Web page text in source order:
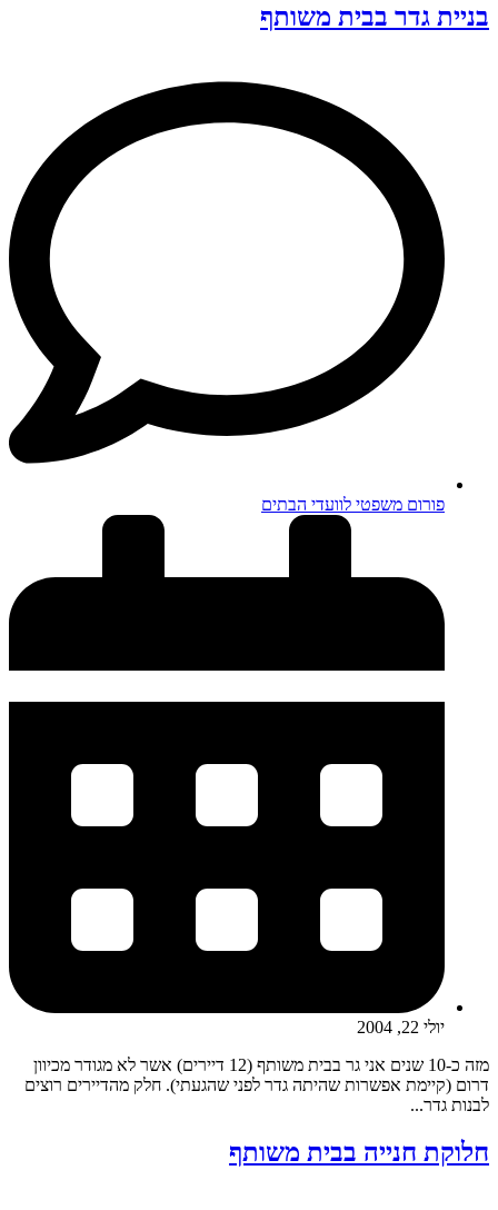
בניית גדר בבית משותף
פורום משפטי לוועדי הבתים
יולי 22, 2004
מזה כ-10 שנים אני גר בבית משותף (12 דיירים) אשר לא מגודר מכיוון
דרום (קיימת אפשרות שהיתה גדר לפני שהגעתי). חלק מהדיירים רוצים
לבנות גדר...
חלוקת חנייה בבית משותף